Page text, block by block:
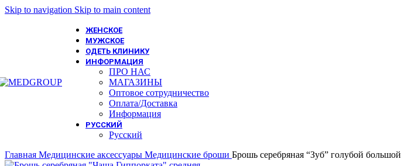
Skip to navigation Skip to main content
ЖЕНСКОЕ
МУЖСКОЕ
ОДЕТЬ КЛИНИКУ
ИНФОРМАЦИЯ
ПРО НАС
МАГАЗИНЫ
Оптовое сотрудничество
Оплата/Доставка
Информация
РУССКИЙ
Русский
Главная Медицинские аксессуары Медицинские броши Брошь серебряная “Зуб” голубой большой